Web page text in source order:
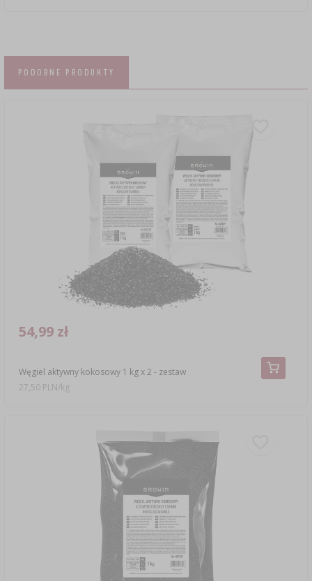
PODOBNE PRODUKTY
Węgiel aktywny kokosowy 1 kg x 2 - zestaw
54,99 zł
27,50 PLN/kg